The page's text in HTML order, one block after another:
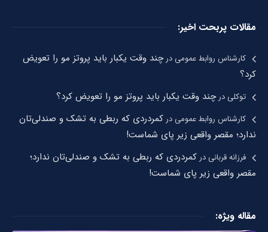
مقالات پربحت اخیر:
کارشناس روابط عمومیدرچند وقت یکبار باید پروتز مو را تعویض
کرد؟
توکلیدرچند وقت یکبار باید پروتز مو را تعویض کرد؟
کارشناس روابط عمومیدر کمردردی که ربطی به تشک و صندلی‌تان
ندارد؛ مقصر واقعی زیر پای شماست!
فرزانه قربانیدر کمردردی که ربطی به تشک و صندلی‌تان ندارد؛
مقصر واقعی زیر پای شماست!
مقاله ویژه: